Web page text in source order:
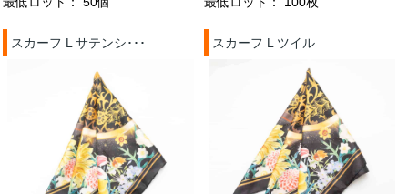
スカーフ L サテンシ･･･ スカーフ L ツイル